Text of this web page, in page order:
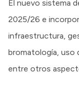
El nuevo sistema
2025/26 e
infraestructura,
bromatología, uso
entre otros